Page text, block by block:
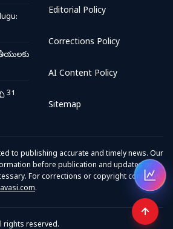
31
Editorial Policy
Corrections Policy
AI Content Policy
Sitemap
to publishing accurate and timely news. Our
before publication and updates or
For corrections or copyright concerns,
.
rights reserved.